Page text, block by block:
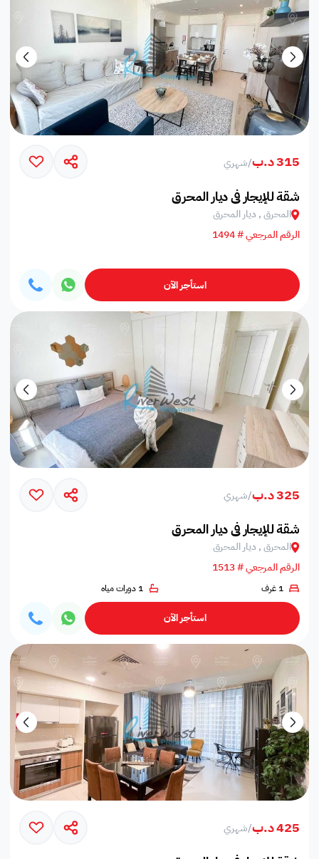
315 د.ب /شهري
شقة للإيجار في ديار المحرق
المحرق , ديار المحرق
الرقم المرجعي # 1494
استأجر الآن
325 د.ب /شهري
شقة للإيجار في ديار المحرق
المحرق , ديار المحرق
الرقم المرجعي # 1513
1 غرف 1 دورات مياه
استأجر الآن
425 د.ب /شهري